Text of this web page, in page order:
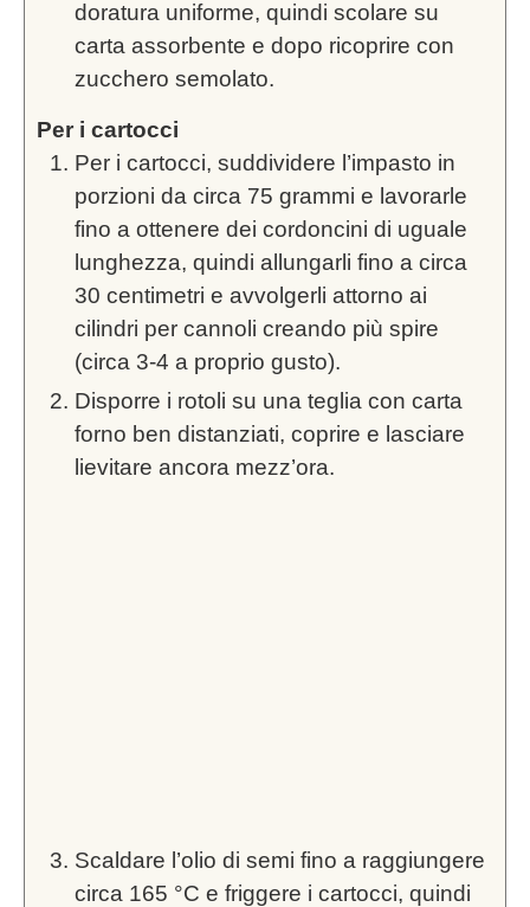
doratura uniforme, quindi scolare su
carta assorbente e dopo ricoprire con
zucchero semolato.
Per i cartocci
Per i cartocci, suddividere l’impasto in
porzioni da circa 75 grammi e lavorarle
fino a ottenere dei cordoncini di uguale
lunghezza, quindi allungarli fino a circa
30 centimetri e avvolgerli attorno ai
cilindri per cannoli creando più spire
(circa 3-4 a proprio gusto).
Disporre i rotoli su una teglia con carta
forno ben distanziati, coprire e lasciare
lievitare ancora mezz’ora.
Scaldare l’olio di semi fino a raggiungere
circa 165 °C e friggere i cartocci, quindi